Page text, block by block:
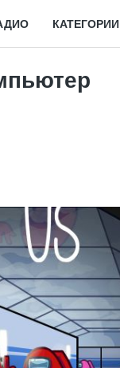
КАТЕГОРИИ